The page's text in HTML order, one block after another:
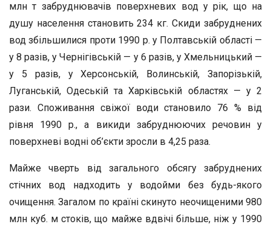
млн т забруднювачів поверхневих вод у рік, що на
душу населення становить 234 кг. Скиди забруднених
вод збільшилися проти 1990 р. у Полтавській області —
у 8 разів, у Чернігівській — у 6 разів, у Хмельницький —
у 5 разів, у Херсонській, Волинській, Запорізькій,
Луганській, Одеській та Харківській областях — у 2
рази. Споживання свіжої води становило 76 % від
рівня 1990 р., а викиди забруднюючих речовин у
поверхневі водні об’єкти зросли в 4,25 раза.
Майже чверть від загального обсягу забруднених
стічних вод надходить у водойми без будь-якого
очищення. Загалом по країні скинуто неочищеними 980
млн куб. м стоків, що майже вдвічі більше, ніж у 1990